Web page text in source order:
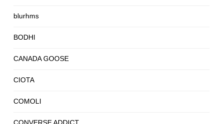
blurhms
BODHI
CANADA GOOSE
CIOTA
COMOLI